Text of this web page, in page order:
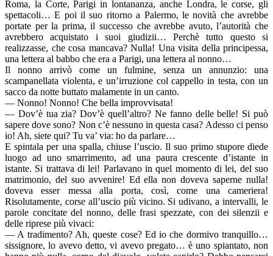
Roma, la Corte, Parigi in lontananza, anche Londra, le corse, gli
spettacoli… E poi il suo ritorno a Palermo, le novità che avrebbe
portate per la prima, il successo che avrebbe avuto, l’autorità che
avrebbero acquistato i suoi giudizii… Perchè tutto questo si
realizzasse, che cosa mancava? Nulla! Una visita della principessa,
una lettera al babbo che era a Parigi, una lettera al nonno…
Il nonno arrivò come un fulmine, senza un annunzio: una
scampanellata violenta, e un’irruzione col cappello in testa, con un
sacco da notte buttato malamente in un canto.
— Nonno! Nonno! Che bella improvvisata!
— Dov’è tua zia? Dov’è quell’altro? Ne fanno delle belle! Si può
sapere dove sono? Non c’è nessuno in questa casa? Adesso ci penso
io! Ah, siete qui? Tu va’ via: ho da parlare…
E spintala per una spalla, chiuse l’uscio. Il suo primo stupore diede
luogo ad uno smarrimento, ad una paura crescente d’istante in
istante. Si trattava di lei! Parlavano in quel momento di lei, del suo
matrimonio, del suo avvenire! Ed ella non doveva saperne nulla!
doveva esser messa alla porta, così, come una cameriera!
Risolutamente, corse all’uscio più vicino. Si udivano, a intervalli, le
parole concitate del nonno, delle frasi spezzate, con dei silenzii e
delle riprese più vivaci:
— A tradimento? Ah, queste cose? Ed io che dormivo tranquillo…
sissignore, lo avevo detto, vi avevo pregato… è uno spiantato, non